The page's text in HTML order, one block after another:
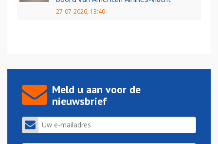
27-07-2026, 13:40
Meld u aan voor de
nieuwsbrief